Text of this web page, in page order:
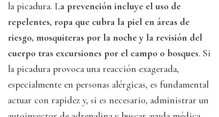
la picadura. La prevención incluye el uso de
repelentes, ropa que cubra la piel en áreas de
riesgo, mosquiteras por la noche y la revisión del
cuerpo tras excursiones por el campo o bosques. Si
la picadura provoca una reacción exagerada,
especialmente en personas alérgicas, es fundamental
actuar con rapidez y, si es necesario, administrar un